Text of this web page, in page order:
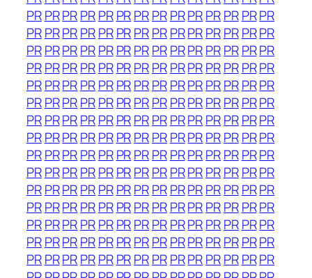
PRPRPRPRPR PRPRPRPRPRPRPR PRPR
PRPRPRPRPR PRPRPRPRPRPRPR PRPR
PRPRPRPRPR PRPRPRPRPRPRPR PRPR
PRPRPRPRPR PRPRPRPRPRPRPR PRPR
PRPRPRPRPR PRPRPRPRPRPRPR PRPR
PRPRPRPRPR PRPRPRPRPRPRPR PRPR
PRPRPRPRPR PRPRPRPRPRPRPR PRPR
PRPRPRPRPR PRPRPRPRPRPRPR PRPR
PRPRPRPRPR PRPRPRPRPRPRPR PRPR
PRPRPRPRPR PRPRPRPRPRPRPR PRPR
PRPRPRPRPR PRPRPRPRPRPRPR PRPR
PRPRPRPRPR PRPRPRPRPRPRPR PRPR
PRPRPRPRPR PRPRPRPRPRPRPR PRPR
PRPRPRPRPR PRPRPRPRPRPRPR PRPR
PRPRPRPRPR PRPRPRPRPRPRPR PRPR